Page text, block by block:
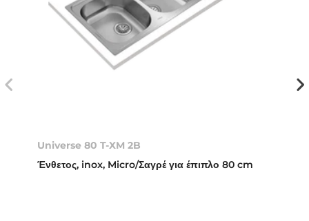
Universe 80 T-XM 2B
Ένθετος, inox, Micro/Σαγρέ για έπιπλο 80 cm